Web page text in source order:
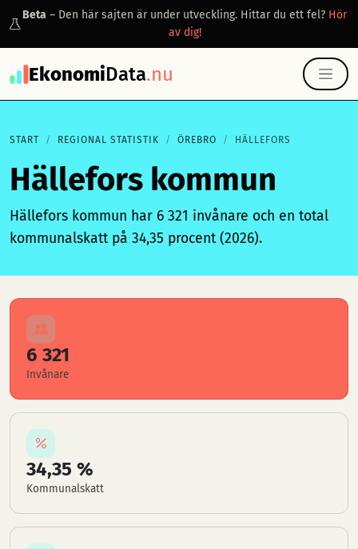
Beta – Den här sajten är under utveckling. Hittar du ett fel? Hör
av dig!
EkonomiData.nu
START REGIONAL STATISTIK ÖREBRO HÄLLEFORS
Hällefors kommun
Hällefors kommun har 6 321 invånare och en total
kommunalskatt på 34,35 procent (2026).
6 321
Invånare
34,35 %
Kommunalskatt